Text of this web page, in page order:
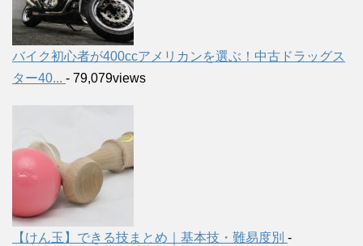
バイク初心者が400ccアメリカンを選ぶ！中古ドラッグス
ター40... - 79,079views
【けん玉】できる技まとめ｜基本技・難易度別 -